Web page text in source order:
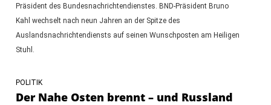
Präsident des Bundesnachrichtendienstes. BND-Präsident Bruno
Kahl wechselt nach neun Jahren an der Spitze des
Auslandsnachrichtendiensts auf seinen Wunschposten am Heiligen
Stuhl.
POLITIK
Der Nahe Osten brennt – und Russland